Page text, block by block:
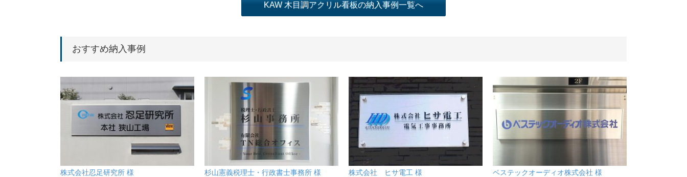
KAW 木目調アクリル看板の納入事例一覧へ
おすすめ納入事例
株式会社忍足研究所 様 杉山憲義税理士・行政書士事務所 様 株式会社 ヒサ電工 様 ベステックオーディオ株式会社 様